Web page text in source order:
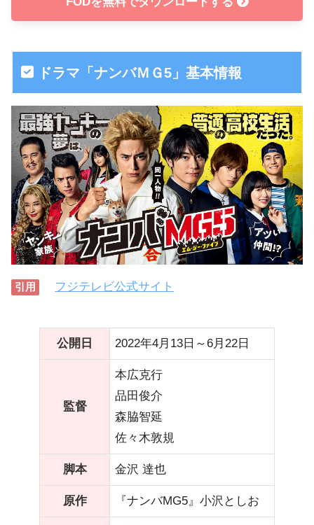
ドラマ「ナンバＭＧ5」基本情報
引用 フジテレビ公式サイト
公開日 2022年4月13日～6月22日
監督
本広克行
品田俊介
森脇智延
佐々木敦規
脚本 金沢 達也
原作 『ナンバMG5』小沢としお